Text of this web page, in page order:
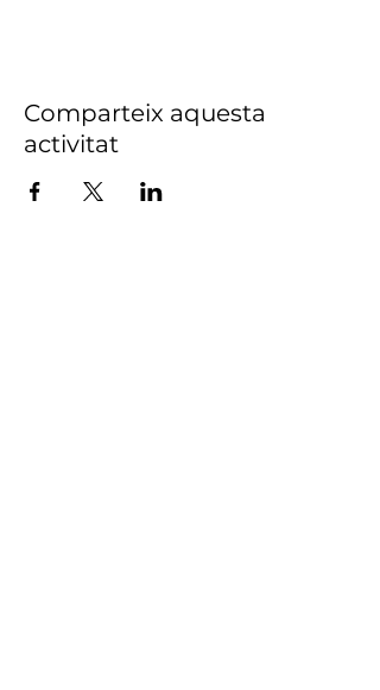
Comparteix aquesta
activitat